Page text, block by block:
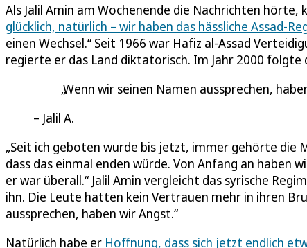
Als Jalil Amin am Wochenende die Nachrichten
glücklich, natürlich – wir haben das hässliche Assad-
einen Wechsel.“ Seit 1966 war Hafiz al-Assad
regierte er das Land diktatorisch. Im Jahr 2000
Wenn wir seinen Namen aussprechen,
Jalil A.
„Seit ich geboten wurde bis jetzt, immer gehörte die
dass das einmal enden würde. Von Anfang an haben
er war überall.“ Jalil Amin vergleicht das syrische
ihn. Die Leute hatten kein Vertrauen mehr in ihren
aussprechen, haben wir Angst.“
Natürlich habe er Hoffnung, dass sich jetzt endlich